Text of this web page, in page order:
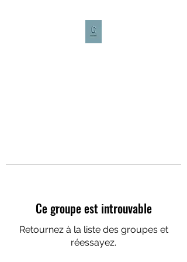
Ce groupe est introuvable
Retournez à la liste des groupes et
réessayez.